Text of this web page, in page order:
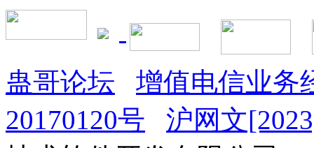
蛊哥论坛
增值电信业务
20170120号
沪网文